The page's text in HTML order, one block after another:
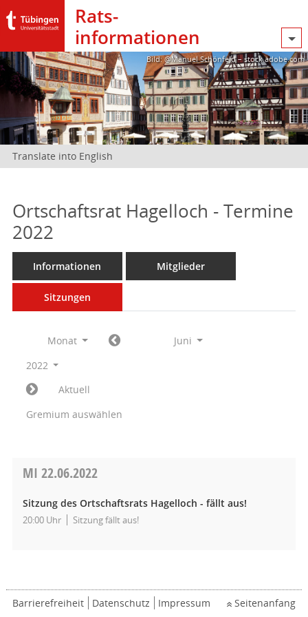
Rats­
informationen
Bild: @Manuel Schönfeld – stock.adobe.com
Translate into English
Ortschaftsrat Hagelloch - Termine
2022
Informationen Mitglieder
Sitzungen
Monat
Juni
2022
Aktuell
Gremium auswählen
MI 22.06.2022
Sitzung des Ortschaftsrats Hagelloch - fällt aus!
20:00 Uhr Sitzung fällt aus!
Barrierefreiheit Datenschutz Impressum Seitenanfang